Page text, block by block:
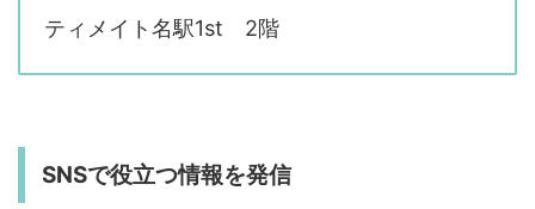
ティメイト名駅1st 2階
SNSで役立つ情報を発信